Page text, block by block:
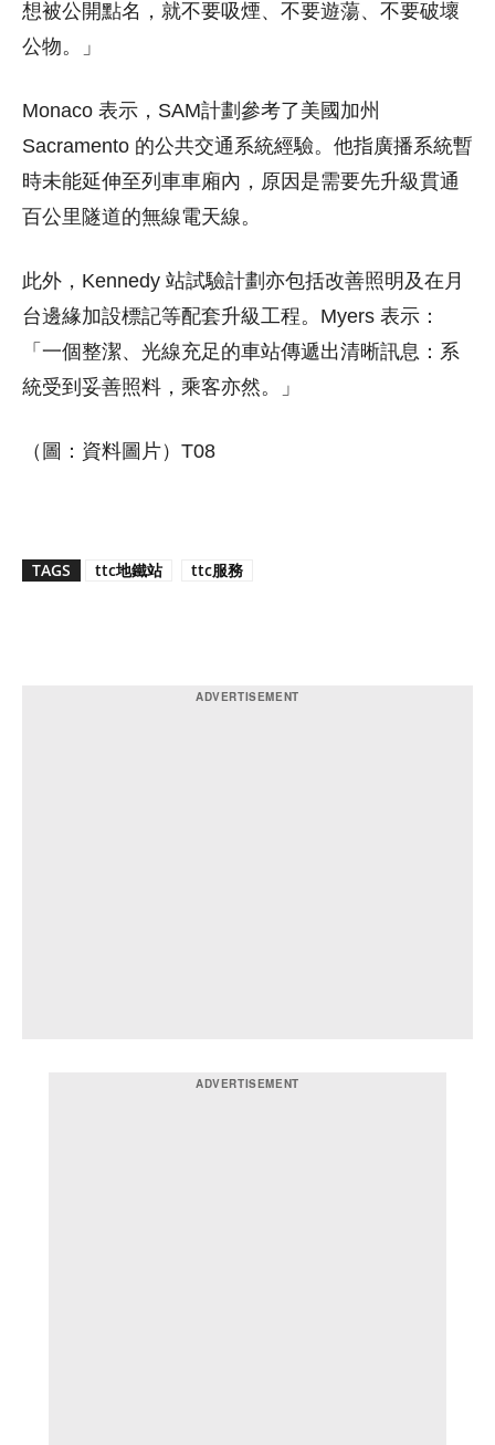
想被公開點名，就不要吸煙、不要遊蕩、不要破壞
公物。」
Monaco 表示，SAM計劃參考了美國加州
Sacramento 的公共交通系統經驗。他指廣播系統暫
時未能延伸至列車車廂內，原因是需要先升級貫通
百公里隧道的無線電天線。
此外，Kennedy 站試驗計劃亦包括改善照明及在月
台邊緣加設標記等配套升級工程。Myers 表示：
「一個整潔、光線充足的車站傳遞出清晰訊息：系
統受到妥善照料，乘客亦然。」
（圖：資料圖片）T08
TAGS ttc地鐵站 ttc服務